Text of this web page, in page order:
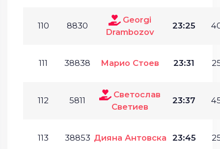
110 8830
Georgi
Drambozov
23:25
111 38838 Марио Стоев 23:31
112 5811
Светослав
Светиев
23:37
113 38853 Дияна Антовска 23:45